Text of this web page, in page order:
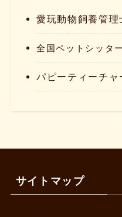
愛玩動物飼養管理
全国ペットシッタ
パピーティーチャ
サイトマップ